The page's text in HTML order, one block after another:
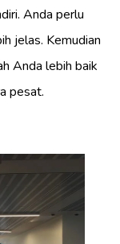
Anda perlu
jelas. Kemudian
Anda lebih baik
pesat.